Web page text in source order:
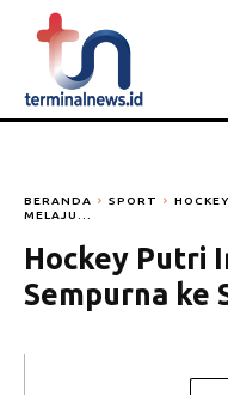
BERANDA SPORT
MELAJU...
Hockey Putri
Sempurna ke